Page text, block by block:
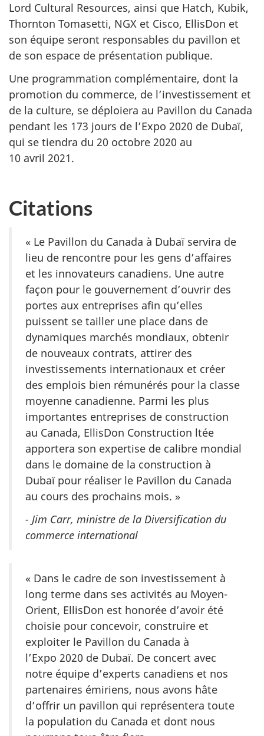
Lord Cultural Resources, ainsi que Hatch, Kubik,
Thornton Tomasetti, NGX et Cisco, EllisDon et
son équipe seront responsables du pavillon et
de son espace de présentation publique.
Une programmation complémentaire, dont la
promotion du commerce, de l’investissement et
de la culture, se déploiera au Pavillon du Canada
pendant les 173 jours de l’Expo 2020 de Dubaï,
qui se tiendra du 20 octobre 2020 au
10 avril 2021.
Citations
« Le Pavillon du Canada à Dubaï servira de
lieu de rencontre pour les gens d’affaires
et les innovateurs canadiens. Une autre
façon pour le gouvernement d’ouvrir des
portes aux entreprises afin qu’elles
puissent se tailler une place dans de
dynamiques marchés mondiaux, obtenir
de nouveaux contrats, attirer des
investissements internationaux et créer
des emplois bien rémunérés pour la classe
moyenne canadienne. Parmi les plus
importantes entreprises de construction
au Canada, EllisDon Construction ltée
apportera son expertise de calibre mondial
dans le domaine de la construction à
Dubaï pour réaliser le Pavillon du Canada
au cours des prochains mois. »
- Jim Carr, ministre de la Diversification du
commerce international
« Dans le cadre de son investissement à
long terme dans ses activités au Moyen-
Orient, EllisDon est honorée d’avoir été
choisie pour concevoir, construire et
exploiter le Pavillon du Canada à
l’Expo 2020 de Dubaï. De concert avec
notre équipe d’experts canadiens et nos
partenaires émiriens, nous avons hâte
d’offrir un pavillon qui représentera toute
la population du Canada et dont nous